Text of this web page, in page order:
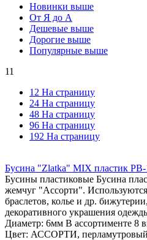
Новинки выше
От Я до А
Дешевые выше
Дорогие выше
Популярные выше
11
12 На страницу
24 На страницу
48 На страницу
96 На страницу
192 На страницу
Бусина "Zlatka" MIX пластик
Бусины пластиковые Бусина
жемчуг "Ассорти". Используются
браслетов, колье и др.
декоративного украшения
Диаметр: 6мм В ассортименте 8
Цвет: АССОРТИ, перламутровый